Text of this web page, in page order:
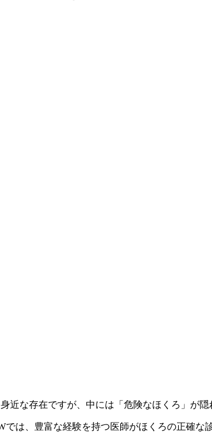
近な存在ですが、中には「危険なほくろ」が
では、豊富な経験を持つ医師がほくろの正確な